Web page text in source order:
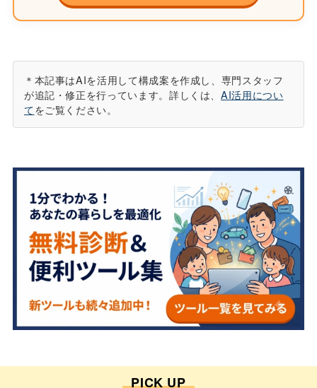
＊本記事はAIを活用して構成案を作成し、専門スタッフ
が追記・修正を行っています。詳しくは、AI活用につい
てをご覧ください。
PICK UP